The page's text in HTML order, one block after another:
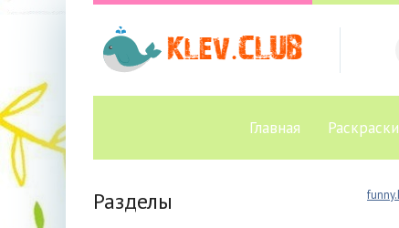
Главная Раскраски
Разделы